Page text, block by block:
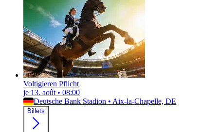
Voltigieren Pflicht
je 13. août • 08:00
Deutsche Bank Stadion • Aix-la-Chapelle, DE
Billets